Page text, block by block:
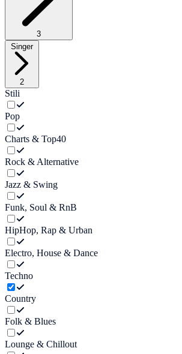
3
Singer
2
Stili
Pop
Charts & Top40
Rock & Alternative
Jazz & Swing
Funk, Soul & RnB
HipHop, Rap & Urban
Electro, House & Dance
Techno
Country
Folk & Blues
Lounge & Chillout